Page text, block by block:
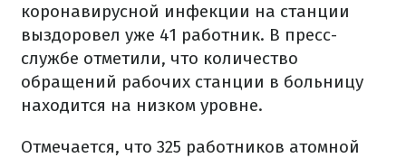
коронавирусной инфекции на станции
выздоровел уже 41 работник. В пресс-
службе отметили, что количество
обращений рабочих станции в больницу
находится на низком уровне.
Отмечается, что 325 работников атомной